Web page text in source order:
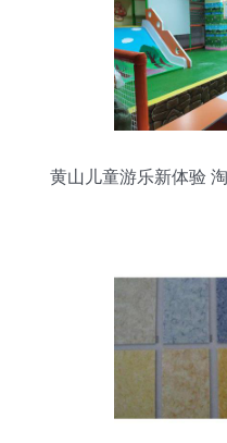
黄山儿童游乐新体验